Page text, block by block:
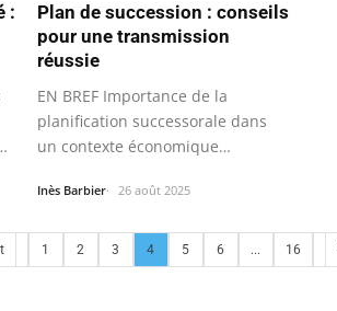
:
Plan de succession : conseils
pour une transmission
réussie
EN BREF Importance de la
planification successorale dans
un contexte économique
Inès Barbier 26 août 2025
1 2 3 4 5 6 ... 16